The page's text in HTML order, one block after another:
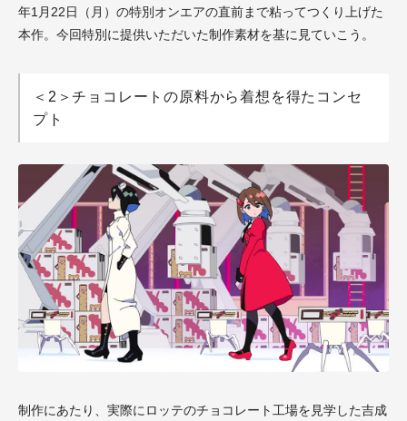
年1月22日（月）の特別オンエアの直前まで粘ってつくり上げた
本作。今回特別に提供いただいた制作素材を基に見ていこう。
＜2＞チョコレートの原料から着想を得たコンセ
プト
制作にあたり、実際にロッテのチョコレート工場を見学した吉成